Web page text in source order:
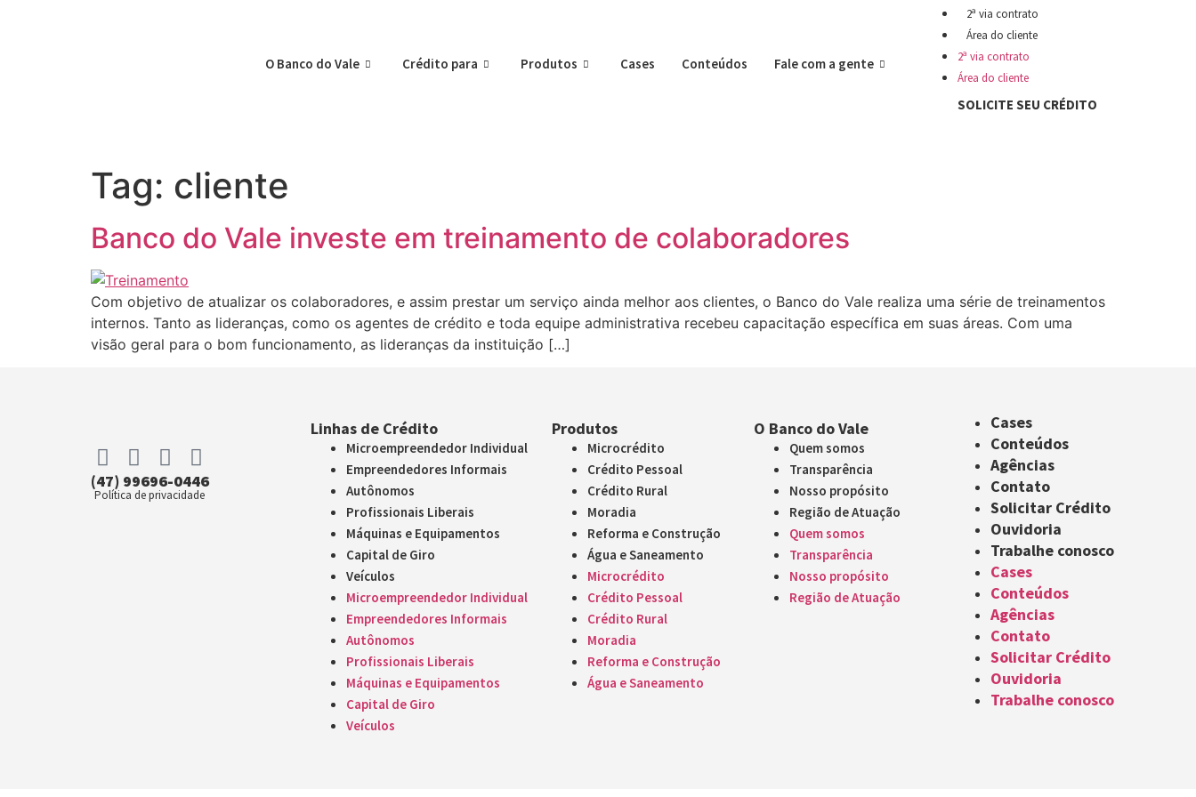
O Banco do Vale Crédito para Produtos Cases Conteúdos Fale com a gente
2ª via contrato
Área do cliente
2ª via contrato
Área do cliente
SOLICITE SEU CRÉDITO
Tag: cliente
Banco do Vale investe em treinamento de colaboradores
Com objetivo de atualizar os colaboradores, e assim prestar um serviço ainda melhor aos clientes, o Banco do Vale realiza uma série de treinamentos
internos. Tanto as lideranças, como os agentes de crédito e toda equipe administrativa recebeu capacitação específica em suas áreas. Com uma
visão geral para o bom funcionamento, as lideranças da instituição […]
(47) 99696-0446
Política de privacidade
Linhas de Crédito
Microempreendedor Individual
Empreendedores Informais
Autônomos
Profissionais Liberais
Máquinas e Equipamentos
Capital de Giro
Veículos
Microempreendedor Individual
Empreendedores Informais
Autônomos
Profissionais Liberais
Máquinas e Equipamentos
Capital de Giro
Veículos
Produtos
Microcrédito
Crédito Pessoal
Crédito Rural
Moradia
Reforma e Construção
Água e Saneamento
Microcrédito
Crédito Pessoal
Crédito Rural
Moradia
Reforma e Construção
Água e Saneamento
O Banco do Vale
Quem somos
Transparência
Nosso propósito
Região de Atuação
Quem somos
Transparência
Nosso propósito
Região de Atuação
Cases
Conteúdos
Agências
Contato
Solicitar Crédito
Ouvidoria
Trabalhe conosco
Cases
Conteúdos
Agências
Contato
Solicitar Crédito
Ouvidoria
Trabalhe conosco